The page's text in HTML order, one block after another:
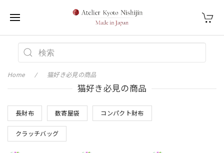
Home 猫好き必見の商品
猫好き必見の商品
長財布 数寄屋袋 コンパクト財布
クラッチバッグ